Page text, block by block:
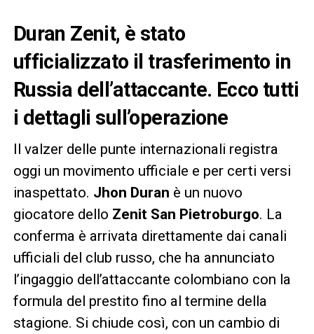
Duran Zenit, è stato
ufficializzato il trasferimento in
Russia dell’attaccante. Ecco tutti
i dettagli sull’operazione
Il valzer delle punte internazionali registra
oggi un movimento ufficiale e per certi versi
inaspettato. Jhon Duran è un nuovo
giocatore dello Zenit San Pietroburgo. La
conferma è arrivata direttamente dai canali
ufficiali del club russo, che ha annunciato
l’ingaggio dell’attaccante colombiano con la
formula del prestito fino al termine della
stagione. Si chiude così, con un cambio di